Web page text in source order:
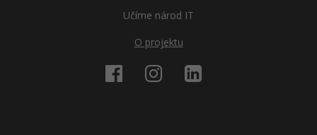
Učíme národ IT
O projektu